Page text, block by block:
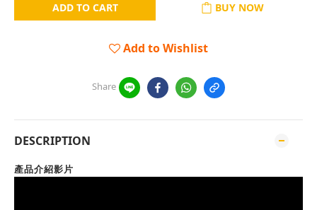
ADD TO CART BUY NOW
Add to Wishlist
Share
DESCRIPTION
產品介紹影片